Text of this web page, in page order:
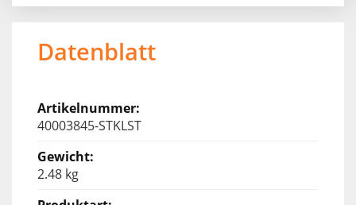
Datenblatt
40003845-STKLST
2.48 kg